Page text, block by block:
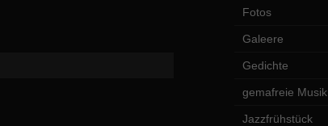
Fotos
Galeere
Gedichte
gemafreie Musik
Jazzfrühstück